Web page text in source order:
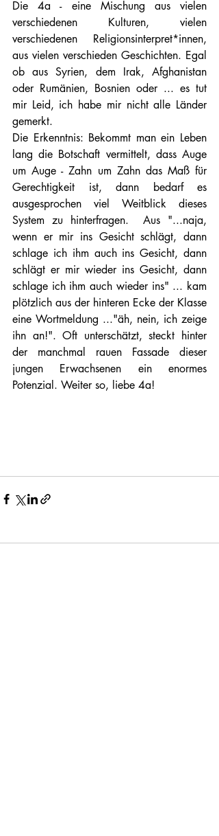
Die 4a - eine Mischung aus vielen
verschiedenen Kulturen, vielen
verschiedenen Religionsinterpret*innen,
aus vielen verschieden Geschichten. Egal
ob aus Syrien, dem Irak, Afghanistan
oder Rumänien, Bosnien oder ... es tut
mir Leid, ich habe mir nicht alle Länder
gemerkt.
Die Erkenntnis: Bekommt man ein Leben
lang die Botschaft vermittelt, dass Auge
um Auge - Zahn um Zahn das Maß für
Gerechtigkeit ist, dann bedarf es
ausgesprochen viel Weitblick dieses
System zu hinterfragen.  Aus "...naja,
wenn er mir ins Gesicht schlägt, dann
schlage ich ihm auch ins Gesicht, dann
schlägt er mir wieder ins Gesicht, dann
schlage ich ihm auch wieder ins" ... kam
plötzlich aus der hinteren Ecke der Klasse
eine Wortmeldung ..."äh, nein, ich zeige
ihn an!". Oft unterschätzt, steckt hinter
der manchmal rauen Fassade dieser
jungen Erwachsenen ein enormes
Potenzial. Weiter so, liebe 4a!